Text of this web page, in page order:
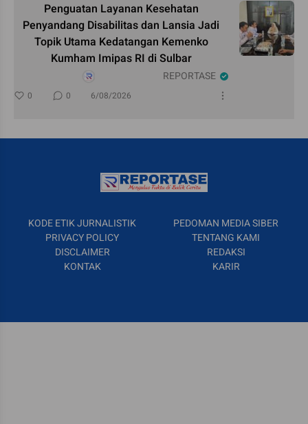
Penguatan Layanan Kesehatan
Penyandang Disabilitas dan Lansia Jadi
Topik Utama Kedatangan Kemenko
Kumham Imipas RI di Sulbar
REPORTASE
0 0 6/08/2026
KODE ETIK JURNALISTIK
PEDOMAN MEDIA SIBER
PRIVACY POLICY
TENTANG KAMI
DISCLAIMER
REDAKSI
KONTAK
KARIR